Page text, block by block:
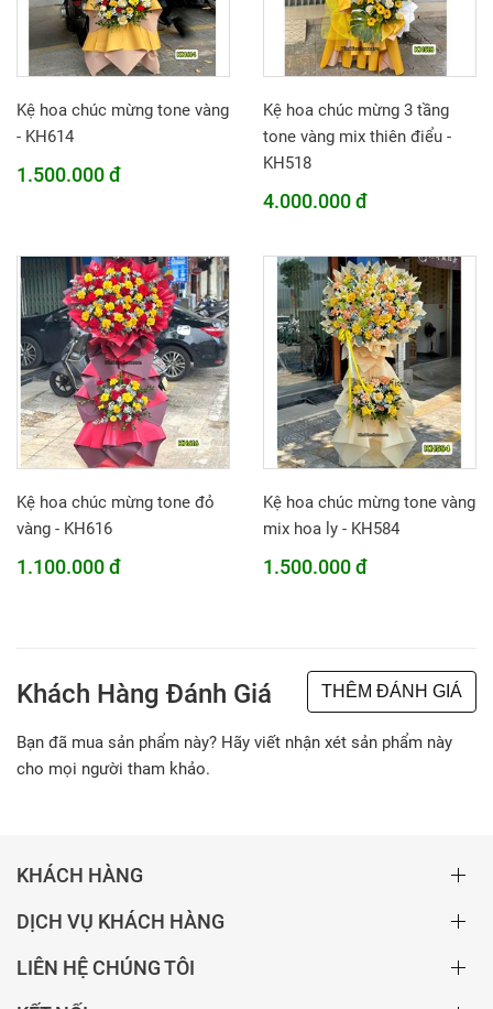
Kệ hoa chúc mừng tone vàng
- KH614
1.500.000 đ
Kệ hoa chúc mừng 3 tầng
tone vàng mix thiên điểu -
KH518
4.000.000 đ
Kệ hoa chúc mừng tone đỏ
vàng - KH616
1.100.000 đ
Kệ hoa chúc mừng tone vàng
mix hoa ly - KH584
1.500.000 đ
Khách Hàng Đánh Giá THÊM ĐÁNH GIÁ
Bạn đã mua sản phẩm này? Hãy viết nhận xét sản phẩm này
cho mọi người tham khảo.
KHÁCH HÀNG
DỊCH VỤ KHÁCH HÀNG
LIÊN HỆ CHÚNG TÔI